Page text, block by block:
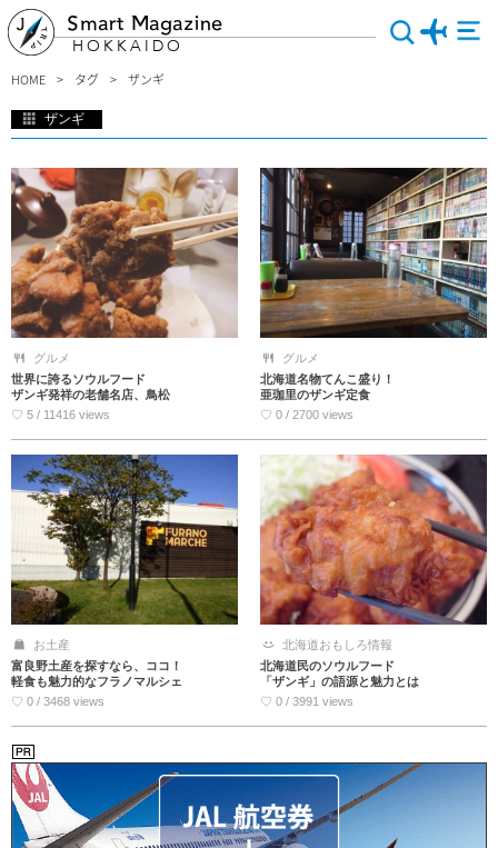
Smart Magazine
HOKKAIDO
HOME タグ ザンギ
ザンギ
できますが、やっぱりザンギ発祥の地で食べたいですよね！定食屋さんで白いご飯
と一緒にがっつり食べるもよし、ジョッキ片手につまむもよし、いろんなお店の味
比べをしてもいいですよね♪北海道のソールフード「ザンギ」をお楽しみくださ
い！
グルメ
世界に誇るソウルフード
ザンギ発祥の老舗名店、鳥松
♡ 5 / 11416 views
グルメ
北海道名物てんこ盛り！
亜珈里のザンギ定食
♡ 0 / 2700 views
お土産
富良野土産を探すなら、ココ！
軽食も魅力的なフラノマルシェ
♡ 0 / 3468 views
北海道おもしろ情報
北海道民のソウルフード
「ザンギ」の語源と魅力とは
♡ 0 / 3991 views